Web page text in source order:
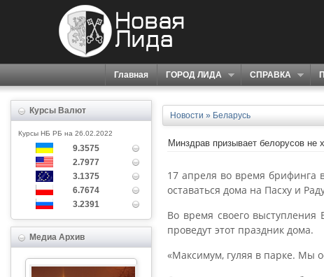
Главная ГОРОД ЛИДА СПРАВКА
Курсы Валют
Курсы НБ РБ на 26.02.2022
9.3575
2.7977
3.1375
6.7674
3.2391
Медиа Архив
Новости » Беларусь
Минздрав призывает белорусов
17 апреля во время брифинга
оставаться дома на Пасху и
Во время своего
проведут этот праздник дома.
«Максимум, гуляя в парке. Мы